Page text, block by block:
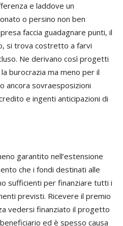
e laddove un
o persino non ben
faccia guadagnare punti, il
si trova costretto a farvi
Ne derivano così progetti
burocrazia ma meno per il
ancora sovraesposizioni
e ingenti anticipazioni di
garantito nell’estensione
che i fondi destinati alle
sufficienti per finanziare tutti i
previsti. Ricevere il premio
vedersi finanziato il progetto
ed è spesso causa